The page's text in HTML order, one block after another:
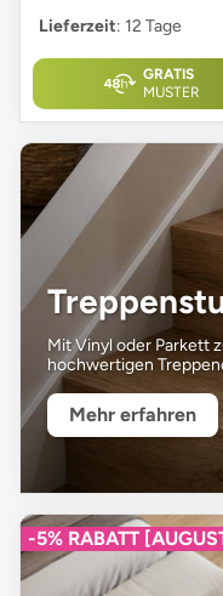
Lieferzeit: 12 Tage
GRATIS
MUSTER
Mit Vinyl oder Parkett
hochwertigen
Mehr erfahren
-5% RABATT